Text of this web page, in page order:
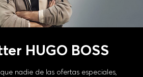
HUGO BOSS
nadie de las ofertas especiales,